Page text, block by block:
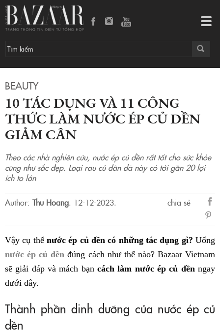
BEAUTY
10 TÁC DỤNG VÀ 11 CÔNG
THỨC LÀM NƯỚC ÉP CỦ DỀN
GIẢM CÂN
Theo các nhà nghiên cứu, nước ép củ dền rất tốt cho sức khỏe
cũng như sắc đẹp. Loại rau củ dân dã này có tới gần 20 lợi
ích to lớn
Author: Thu Hoang. 12-12-2023.
chia sẻ
sẻ
Vậy cụ thể nước ép củ dền có những tác dụng gì? Uống
nước ép củ dền đúng cách như thế nào? Bazaar Vietnam
sẽ giải đáp và mách bạn cách làm nước ép củ dền ngay
dưới đây.
Thành phần dinh dưỡng của nước ép củ
dền